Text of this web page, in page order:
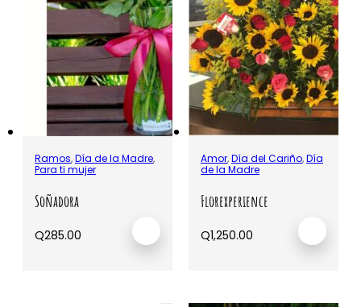
Ramos,Día de la Madre,
Para ti mujer
Soñadora
Q285.00
Amor,Día del Cariño,Día
de la Madre
Florexperience
Q1,250.00